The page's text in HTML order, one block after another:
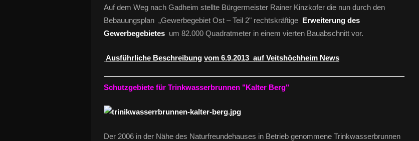
Auf dem Weg nach Gadheim stellte Bürgermeister Rainer Kinzkofer die nun durch den
Bebauungsplan „Gewerbegebiet Ost – Teil 2" rechtskräftige Erweiterung des
Gewerbegebietes um 82.000 Quadratmeter in einem vierten Bauabschnitt vor.
Ausführliche Beschreibung vom 6.9.2013 auf Veitshöchheim News
Schutzgebiete für Trinkwasserbrunnen "Kalter Berg"
Der 2006 in der Nähe des Naturfreundehauses in Betrieb genommene Trinkwasserbrunnen